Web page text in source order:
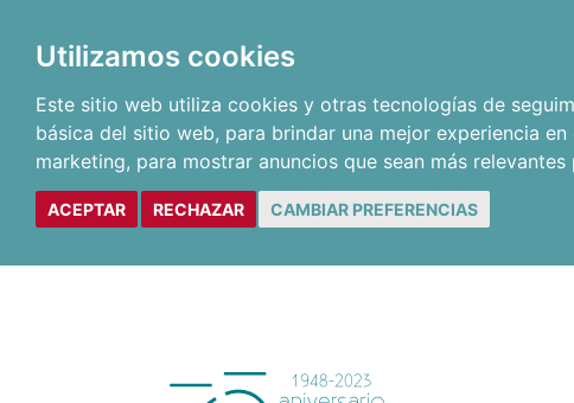
Utilizamos cookies
Este sitio web utiliza cookies y otras tecnologías de
básica del sitio web, para brindar una mejor experiencia
marketing, para mostrar anuncios que sean más relevantes
ACEPTAR RECHAZAR CAMBIAR PREFERENCIAS